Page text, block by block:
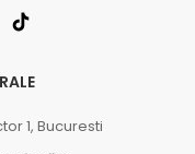
1, Bucuresti